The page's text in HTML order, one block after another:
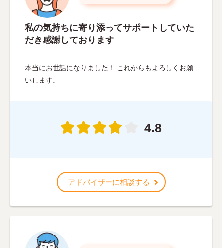
私の気持ちに寄り添ってサポートしていた
だき感謝しております
本当にお世話になりました！ これからもよろしくお願
いします。
4.8
アドバイザーに相談する